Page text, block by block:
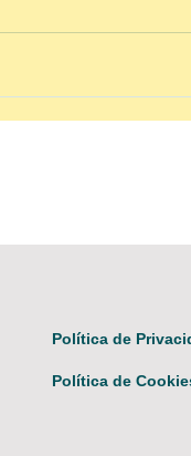
Política de
Política de